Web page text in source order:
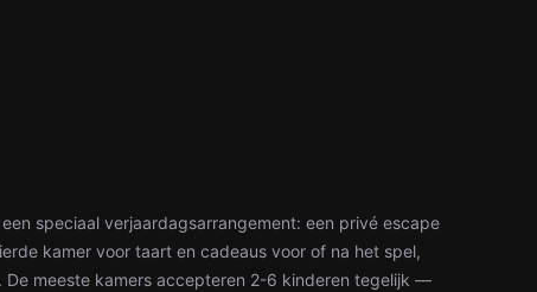
speciaal verjaardagsarrangement: een privé escape
kamer voor taart en cadeaus voor of na het spel,
De meeste kamers accepteren 2-6 kinderen tegelijk —